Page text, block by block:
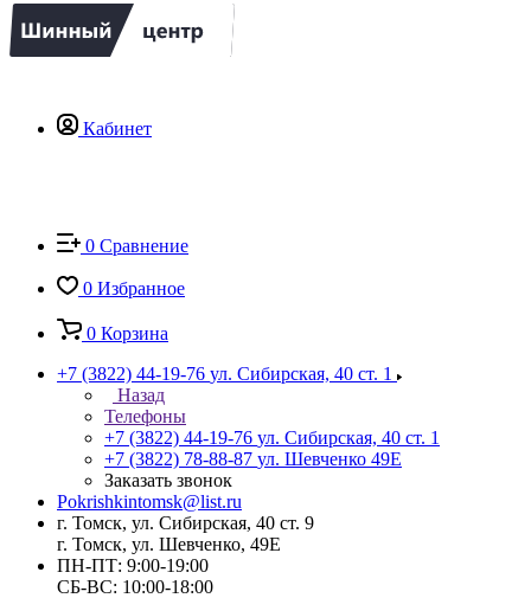
Кабинет
0 Сравнение
0 Избранное
0 Корзина
+7 (3822) 44-19-76 ул. Сибирская, 40 ст. 1
Назад
Телефоны
+7 (3822) 44-19-76 ул. Сибирская, 40 ст. 1
+7 (3822) 78-88-87 ул. Шевченко 49Е
Заказать звонок
Pokrishkintomsk@list.ru
г. Томск, ул. Сибирская, 40 ст. 9
г. Томск, ул. Шевченко, 49Е
ПН-ПТ: 9:00-19:00
СБ-ВС: 10:00-18:00